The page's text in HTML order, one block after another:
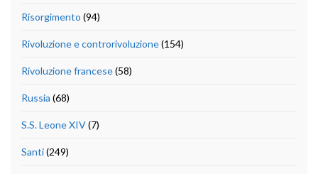
Risorgimento (94)
Rivoluzione e controrivoluzione(154)
Rivoluzione francese(58)
Russia (68)
S.S. Leone XIV(7)
Santi(249)